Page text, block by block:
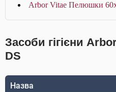
Arbor Vitae Пелюшки
Засоби гігієни
DS
Назва